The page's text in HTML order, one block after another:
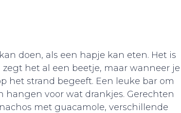
doen, als een hapje kan eten. Het is
het al een beetje, maar wanneer je
het strand begeeft. Een leuke bar om
voor wat drankjes. Gerechten
met guacamole, verschillende